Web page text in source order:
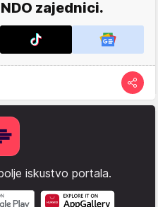
zajednici.
iskustvo portala.